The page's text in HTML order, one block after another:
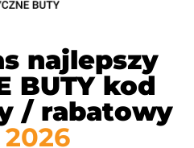
najlepszy
BUTY kod
/ rabatowy